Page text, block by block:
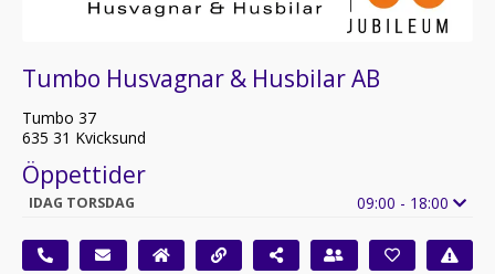
Tumbo Husvagnar & Husbilar AB
Tumbo 37
635 31 Kvicksund
Öppettider
IDAG TORSDAG 09:00 - 18:00